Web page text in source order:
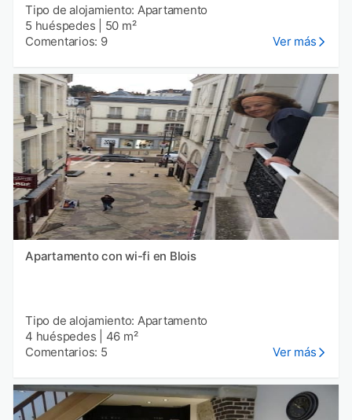
Tipo de alojamiento: Apartamento
5 huéspedes
50 m²
Comentarios: 9
Ver más
Apartamento con wi-fi en Blois
Tipo de alojamiento: Apartamento
4 huéspedes
46 m²
Comentarios: 5
Ver más